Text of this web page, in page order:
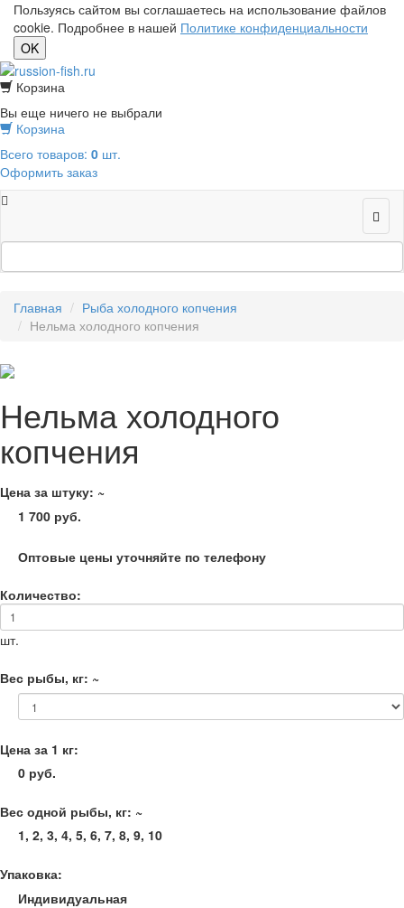
Пользуясь сайтом вы соглашаетесь на использование файлов
cookie. Подробнее в нашей Политике конфиденциальности
OK
Корзина
Вы еще ничего не выбрали
Корзина
Всего товаров: 0 шт.
Оформить заказ
Главная
Рыба холодного копчения
Нельма холодного копчения
Нельма холодного
копчения
Цена за штуку: ~
1 700 руб.
Оптовые цены уточняйте по телефону
Количество:
шт.
Вес рыбы, кг: ~
Цена за 1 кг:
0 руб.
Вес одной рыбы, кг: ~
1, 2, 3, 4, 5, 6, 7, 8, 9, 10
Упаковка:
Индивидуальная